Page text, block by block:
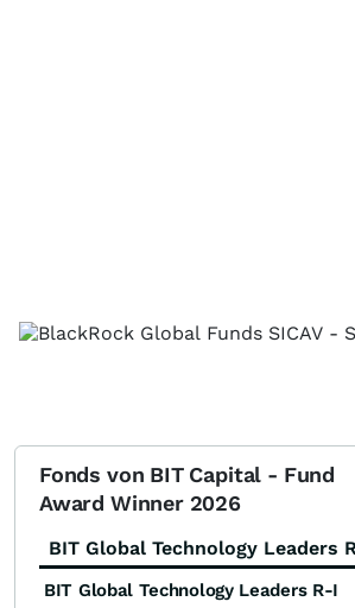
Fonds von BIT Capital - Fund
Award Winner 2026
BIT Global Technology Leaders
BIT Global Technology Leaders R-I